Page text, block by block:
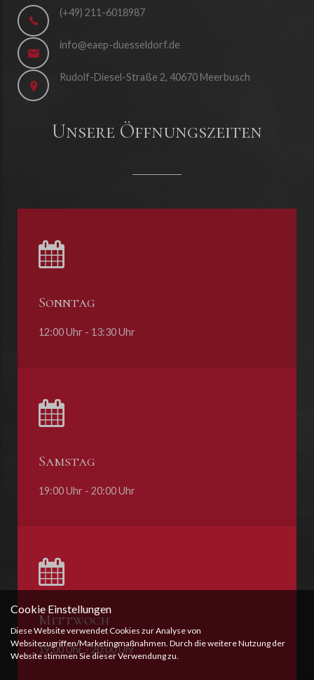
Cookie Einstellungen
Diese Website verwendet Cookies zur Analyse von
Websitezugriffen/Marketingmaßnahmen. Durch die weitere Nutzung der
Website stimmen Sie dieser Verwendung zu.
(+49) 211-6018987
info@eaep-duesseldorf.de
Rudolf-Diesel-Straße 2, 40670 Meerbusch
Unsere Öffnungszeiten
Sonntag
12:00 Uhr - 13:30 Uhr
Samstag
19:00 Uhr - 20:00 Uhr
Mittwoch
19:00 Uhr - 20:00 Uhr